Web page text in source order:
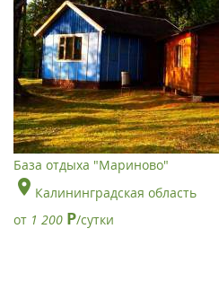
База отдыха "Мариново"
Калининградская область
от 1 200 Р/сутки